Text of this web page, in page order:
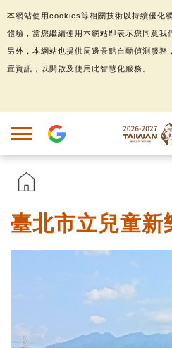
臺北市立兒童新
本網站使用cookies等相關技術以持續優化
體驗，當您繼續使用本網站即表示您同意我
另外，本網站也提供周邊景點自動偵測服務
置資訊，以開啟及使用此智慧化服務。